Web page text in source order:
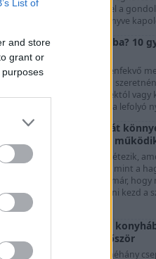
List of
and store
grant or
Göttinger Pál ezzel a
el A Színészet Képes Nagykönyve
ne öntsünk a lefolyóba? 10
dugulást okozhat
mosogató és a lefolyó kézenfekvő
tűnhet, amikor gyorsan meg
kevés olajtól, ételmaradéktól vagy
azonban könnyedén eltűnik a lefolyó
Hogyan vágjunk hagymát
módszer, és ami tényleg
olyan konyhai feladat létezik,
általános bosszúságot okoz, mint a
Szinte mindenki tapasztalta már, hogy
másodperc aprítás után csípni kezd a
Hangyák jelentek meg a
dolgot szüntesd meg először
egyetlen apró morzsa, néhány